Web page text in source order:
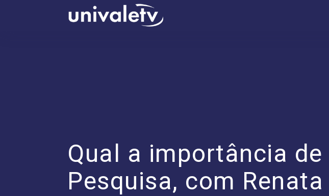
Qual a importância de
Pesquisa, com